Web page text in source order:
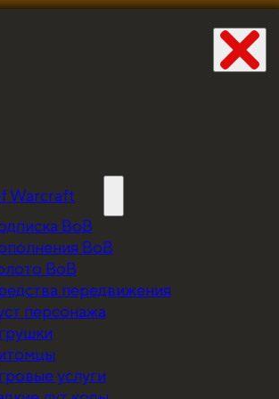
Warcraft
ВоВ
ВоВ
ВоВ
передвижения
персонажа
услуги